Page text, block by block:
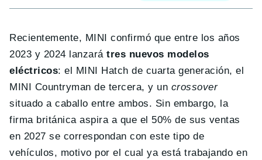
Recientemente, MINI confirmó que entre los años
2023 y 2024 lanzarátres nuevos modelos
eléctricos: el MINI Hatch de cuarta generación, el
MINI Countryman de tercera, y un crossover
situado a caballo entre ambos. Sin embargo, la
firma británica aspira a que el 50% de sus ventas
en 2027 se correspondan con este tipo de
vehículos, motivo por el cual ya está trabajando en